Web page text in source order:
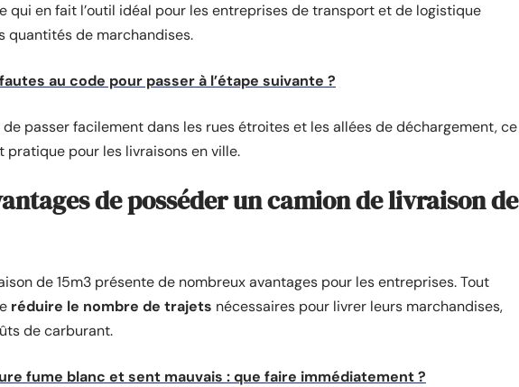
qui en fait l’outil idéal pour les entreprises de transport et de logistique
quantités de marchandises.
au code pour passer à l’étape suivante ?
passer facilement dans les rues étroites et les allées de déchargement, ce
pour les livraisons en ville.
de posséder un camion de livraison de
de 15m3 présente de nombreux avantages pour les entreprises. Tout
réduire le nombre de trajets nécessaires pour livrer leurs marchandises,
de carburant.
fume blanc et sent mauvais : que faire immédiatement ?